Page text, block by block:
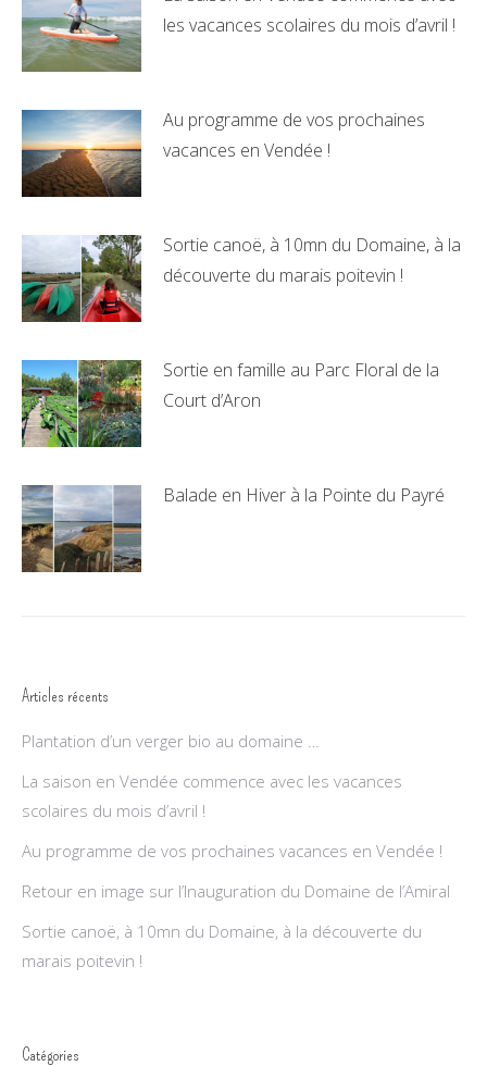
les vacances scolaires du mois d’avril !
Au programme de vos prochaines
vacances en Vendée !
Sortie canoë, à 10mn du Domaine, à la
découverte du marais poitevin !
Sortie en famille au Parc Floral de la
Court d’Aron
Balade en Hiver à la Pointe du Payré
Articles récents
Plantation d’un verger bio au domaine …
La saison en Vendée commence avec les vacances
scolaires du mois d’avril !
Au programme de vos prochaines vacances en Vendée !
Retour en image sur l’Inauguration du Domaine de l’Amiral
Sortie canoë, à 10mn du Domaine, à la découverte du
marais poitevin !
Catégories